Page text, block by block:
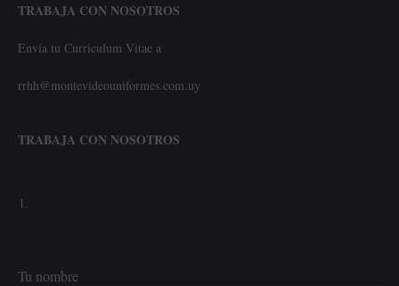
TRABAJA CON NOSOTROS
Envía tu Curriculum Vitae a
rrhh@montevideouniformes.com.uy
TRABAJA CON NOSOTROS
Tu nombre